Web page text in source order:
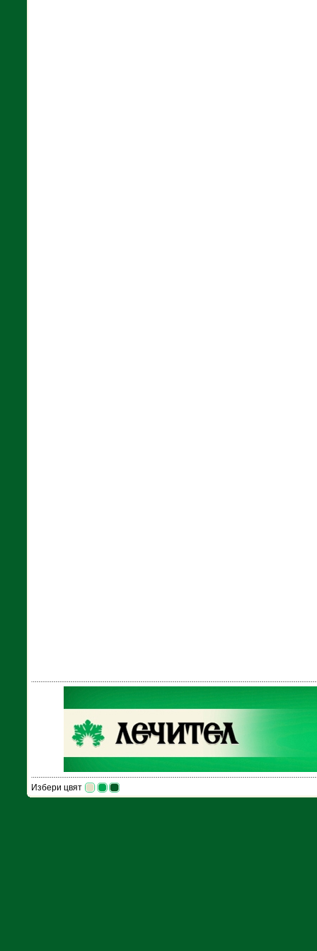
Избери цвят